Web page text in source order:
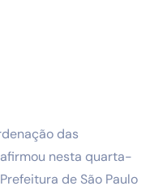
das
nesta quarta-
de São Paulo